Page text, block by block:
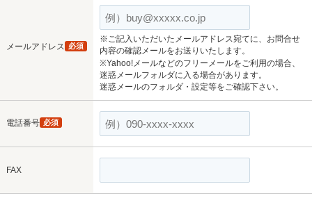
メールアドレス 必須
※ご記入いただいたメールアドレス宛てに、お問合せ
内容の確認メールをお送りいたします。
※Yahoo!メールなどのフリーメールをご利用の場合、
迷惑メールフォルダに入る場合があります。
迷惑メールのフォルダ・設定等をご確認下さい。
電話番号 必須
FAX